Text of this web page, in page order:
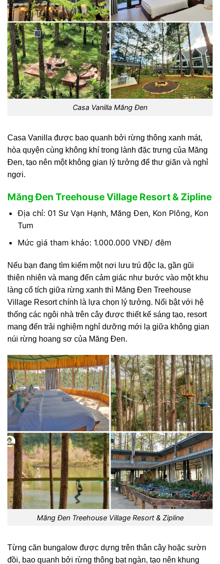
Casa Vanilla Măng Đen
Casa Vanilla được bao quanh bởi rừng thông xanh mát,
hòa quyện cùng không khí trong lành đặc trưng của Măng
Đen, tạo nên một không gian lý tưởng để thư giãn và nghỉ
ngơi.
Măng Đen Treehouse Village Resort & Zipline
Địa chỉ: 01 Sư Vạn Hạnh, Măng Đen, Kon Plông, Kon
Tum
Mức giá tham khảo: 1.000.000 VNĐ/ đêm
Nếu bạn đang tìm kiếm một nơi lưu trú độc lạ, gần gũi
thiên nhiên và mang đến cảm giác như bước vào một khu
làng cổ tích giữa rừng xanh thì Măng Đen Treehouse
Village Resort chính là lựa chọn lý tưởng. Nổi bật với hệ
thống các ngôi nhà trên cây được thiết kế sáng tạo, resort
mang đến trải nghiệm nghỉ dưỡng mới lạ giữa không gian
núi rừng hoang sơ của Măng Đen.
Măng Đen Treehouse Village Resort & Zipline
Từng căn bungalow được dựng trên thân cây hoặc sườn
đồi, bao quanh bởi rừng thông bạt ngàn, tạo nên khung